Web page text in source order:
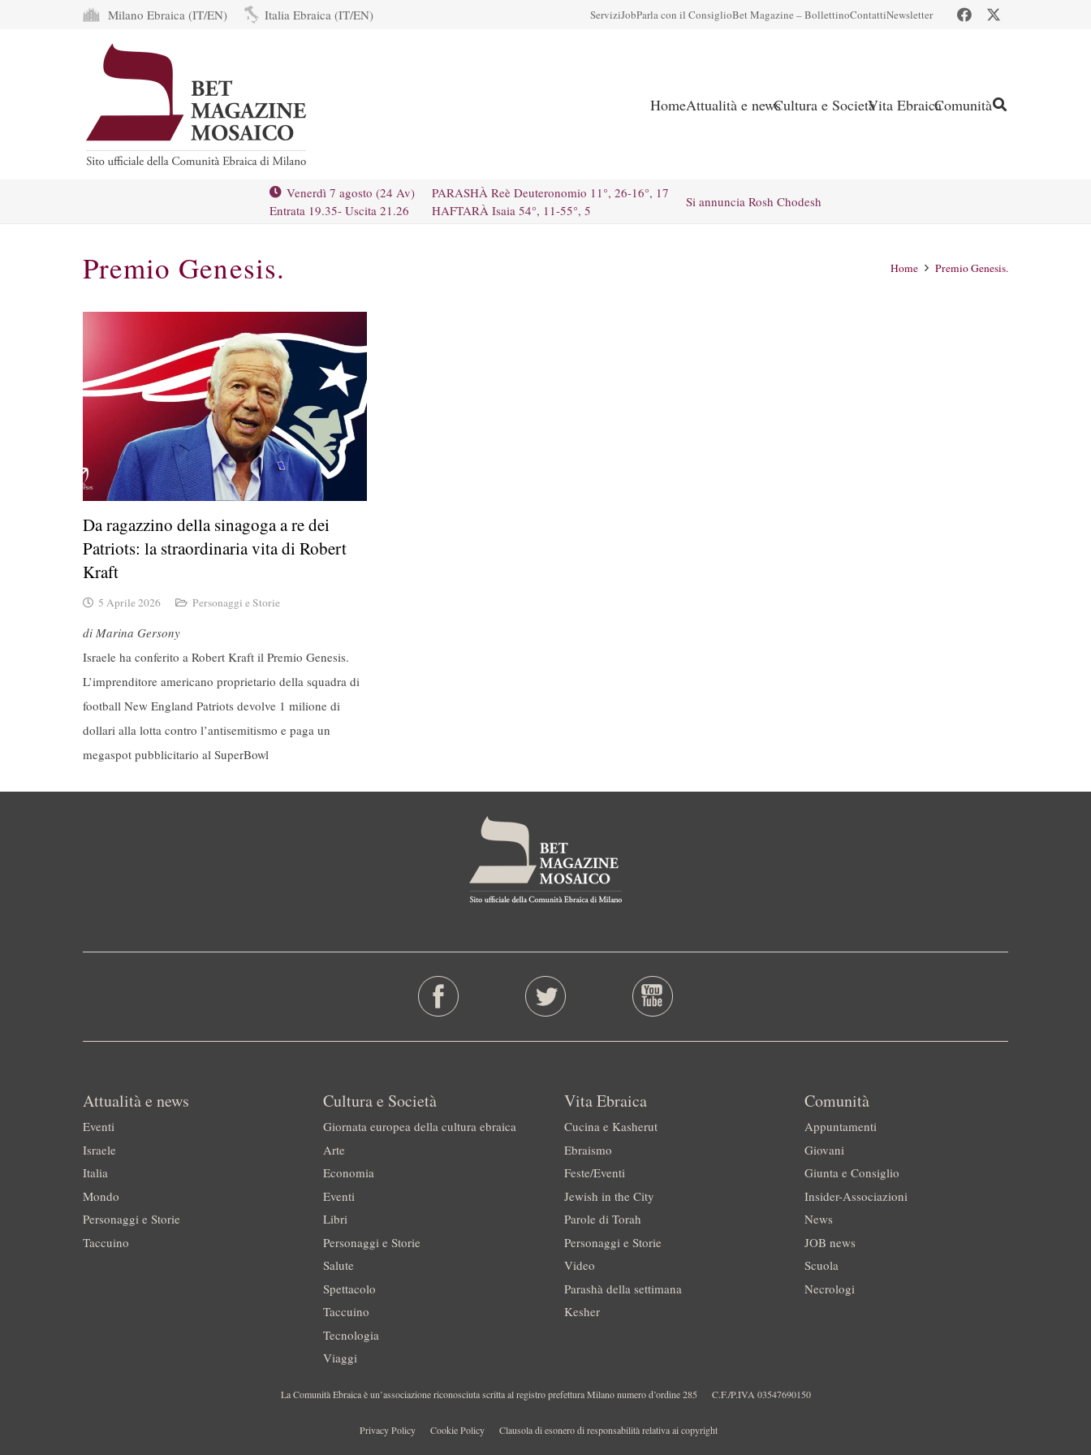
Milano Ebraica (IT/EN) Italia Ebraica (IT/EN) ServiziJobParla con il ConsiglioBet Magazine – BollettinoContattiNewsletter
HomeAttualità e newsCultura e SocietàVita EbraicaComunità
Venerdì 7 agosto (24 Av)
Entrata 19.35- Uscita 21.26
PARASHÀ Reè Deuteronomio 11°, 26-16°, 17
HAFTARÀ Isaia 54°, 11-55°, 5
Si annuncia Rosh Chodesh
Premio Genesis. Home Premio Genesis.
Da ragazzino della sinagoga a re dei
Patriots: la straordinaria vita di Robert
Kraft
5 Aprile 2026 Personaggi e Storie
di Marina Gersony
Israele ha conferito a Robert Kraft il Premio Genesis.
L’imprenditore americano proprietario della squadra di
football New England Patriots devolve 1 milione di
dollari alla lotta contro l’antisemitismo e paga un
megaspot pubblicitario al SuperBowl
Attualità e news
Eventi
Israele
Italia
Mondo
Personaggi e Storie
Taccuino
Cultura e Società
Giornata europea della cultura ebraica
Arte
Economia
Eventi
Libri
Personaggi e Storie
Salute
Spettacolo
Taccuino
Tecnologia
Viaggi
Vita Ebraica
Cucina e Kasherut
Ebraismo
Feste/Eventi
Jewish in the City
Parole di Torah
Personaggi e Storie
Video
Parashà della settimana
Kesher
Comunità
Appuntamenti
Giovani
Giunta e Consiglio
Insider-Associazioni
News
JOB news
Scuola
Necrologi
La Comunità Ebraica è un’associazione riconosciuta scritta al registro prefettura Milano numero d’ordine 285 C.F./P.IVA 03547690150
Privacy Policy Cookie Policy Clausola di esonero di responsabilità relativa ai copyright